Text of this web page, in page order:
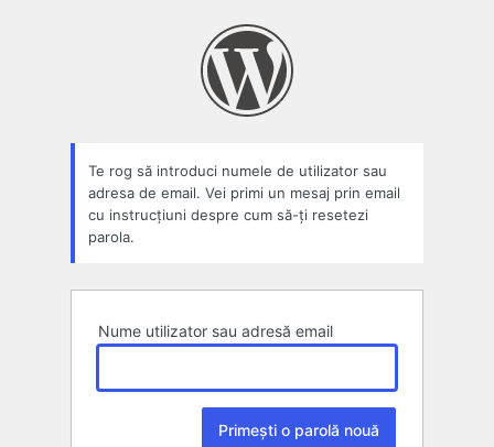
Te rog să introduci numele de utilizator sau
adresa de email. Vei primi un mesaj prin email
cu instrucțiuni despre cum să-ți resetezi
parola.
Nume utilizator sau adresă email